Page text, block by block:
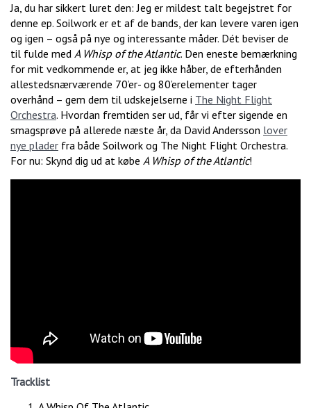
Ja, du har sikkert luret den: Jeg er mildest talt begejstret for
denne ep. Soilwork er et af de bands, der kan levere varen igen
og igen – også på nye og interessante måder. Dét beviser de
til fulde med A Whisp of the Atlantic. Den eneste bemærkning
for mit vedkommende er, at jeg ikke håber, de efterhånden
allestedsnærværende 70’er- og 80’erelementer tager
overhånd – gem dem til udskejelserne i The Night Flight
Orchestra. Hvordan fremtiden ser ud, får vi efter sigende en
smagsprøve på allerede næste år, da David Andersson lover
nye plader fra både Soilwork og The Night Flight Orchestra.
For nu: Skynd dig ud at købe A Whisp of the Atlantic!
Tracklist